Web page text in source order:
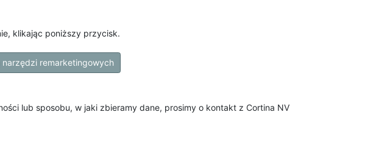
klikając poniższy przycisk.
remarketingowych
lub sposobu, w jaki zbieramy dane, prosimy o kontakt z Cortina NV